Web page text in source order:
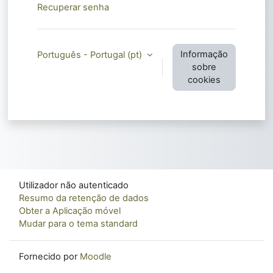
Recuperar senha
Português - Portugal ‎(pt)‎
Informação
sobre
cookies
Utilizador não autenticado
Resumo da retenção de dados
Obter a Aplicação móvel
Mudar para o tema standard
Fornecido por Moodle